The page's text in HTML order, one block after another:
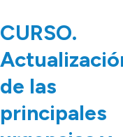
CURSO.
de las
principales